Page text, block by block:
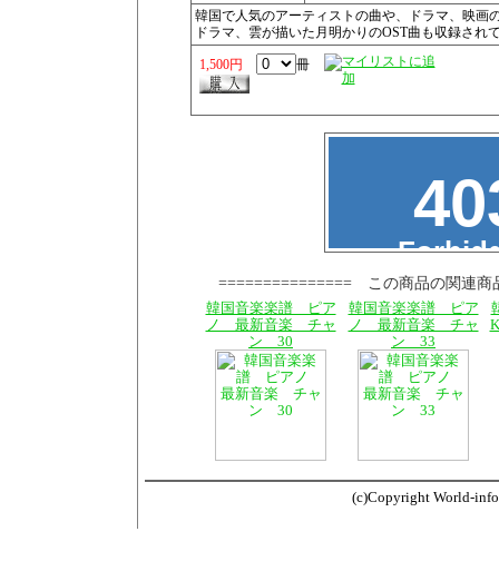
韓国で人気のアーティストの曲や、ドラマ、映画
ドラマ、雲が描いた月明かりのOST曲も収録され
1,500円 冊
=============== この商品の関連
韓国音楽楽譜 ピア
ノ 最新音楽 チャ
ン 30
韓国音楽楽譜 ピア
ノ 最新音楽 チャ
ン 33
(c)Copyright World-